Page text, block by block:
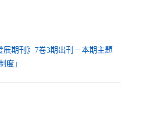
展期刊》7卷3期出刊－本期主題
度」